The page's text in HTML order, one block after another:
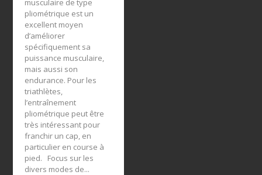
musculaire de type
pliométrique est un
excellent moyen
d’améliorer
spécifiquement sa
puissance musculaire,
mais aussi son
endurance. Pour les
triathlètes,
l’entraînement
pliométrique peut être
très intéressant pour
franchir un cap, en
particulier en course à
pied. Focus sur les
divers modes de...